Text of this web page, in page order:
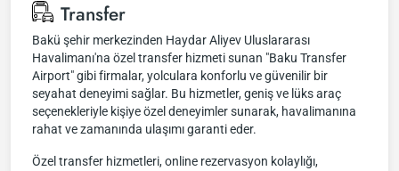
Transfer
Bakü şehir merkezinden Haydar Aliyev Uluslararası
Havalimanı'na özel transfer hizmeti sunan "Baku Transfer
Airport" gibi firmalar, yolculara konforlu ve güvenilir bir
seyahat deneyimi sağlar. Bu hizmetler, geniş ve lüks araç
seçenekleriyle kişiye özel deneyimler sunarak, havalimanına
rahat ve zamanında ulaşımı garanti eder.
Özel transfer hizmetleri, online rezervasyon kolaylığı,